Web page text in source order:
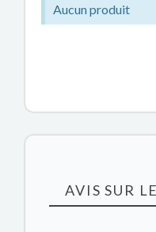
Aucun produit
AVIS SUR